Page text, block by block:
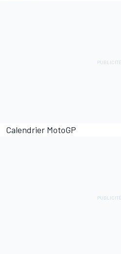
Calendrier MotoGP